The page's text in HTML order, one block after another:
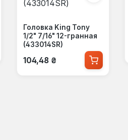
Головка King Tony
1/2" 7/16" 12-гранная
(433014SR)
Обычная цена:
104,48 ₴